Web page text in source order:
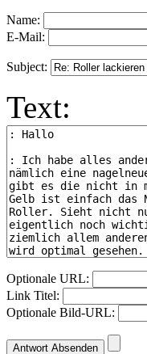
Name:
E-Mail:
Subject:
Text:
Optionale URL:
Link Titel:
Optionale Bild-URL: